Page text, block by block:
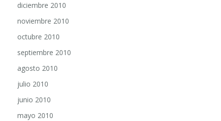
diciembre 2010
noviembre 2010
octubre 2010
septiembre 2010
agosto 2010
julio 2010
junio 2010
mayo 2010